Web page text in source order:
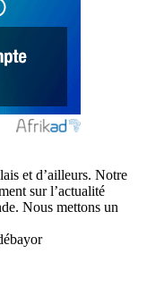
et d’ailleurs. Notre
sur l’actualité
Nous mettons un